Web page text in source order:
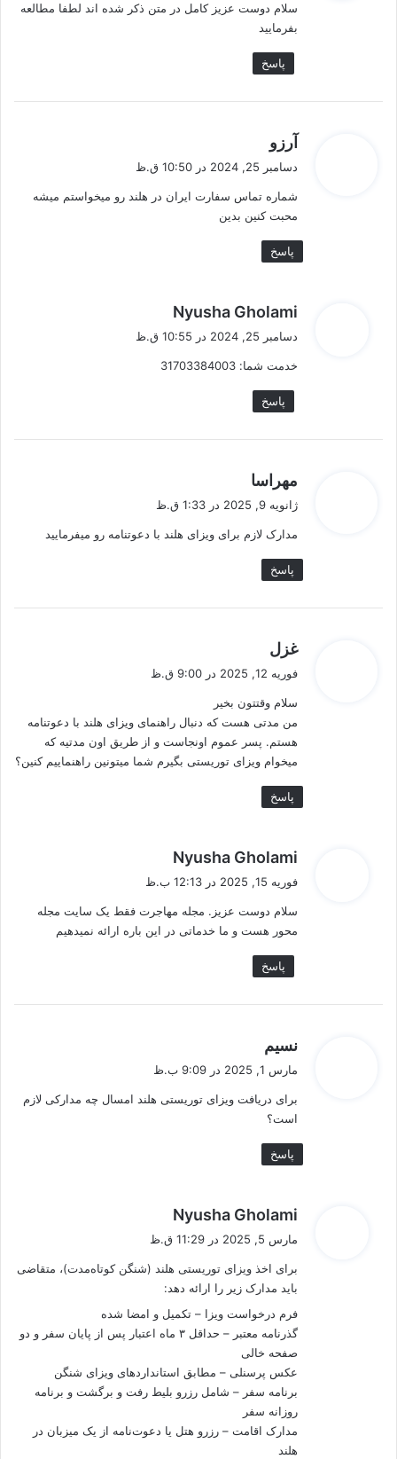
:
سلام دوست عزیز کامل در متن ذکر شده اند لطفا مطالعه
بفرمایید
پاسخ
آرزو
:
دسامبر 25, 2024 در 10:50 ق.ظ
شماره تماس سفارت ایران در هلند رو میخواستم میشه
محبت کنین بدین
پاسخ
Nyusha Gholami
:
دسامبر 25, 2024 در 10:55 ق.ظ
خدمت شما: 31703384003
پاسخ
مهراسا
:
ژانویه 9, 2025 در 1:33 ق.ظ
مدارک لازم برای ویزای هلند با دعوتنامه رو میفرمایید
پاسخ
غزل
:
فوریه 12, 2025 در 9:00 ق.ظ
سلام وقتتون بخیر
من مدتی هست که دنبال راهنمای ویزای هلند با دعوتنامه
هستم. پسر عموم اونجاست و از طریق اون مدتیه که
میخوام ویزای توریستی بگیرم شما میتونین راهنماییم کنین؟
پاسخ
Nyusha Gholami
:
فوریه 15, 2025 در 12:13 ب.ظ
سلام دوست عزیز. مجله مهاجرت فقط یک سایت مجله
محور هست و ما خدماتی در این باره ارائه نمیدهیم
پاسخ
نسیم
:
مارس 1, 2025 در 9:09 ب.ظ
برای دریافت ویزای توریستی هلند امسال چه مدارکی لازم
است؟
پاسخ
Nyusha Gholami
:
مارس 5, 2025 در 11:29 ق.ظ
برای اخذ ویزای توریستی هلند (شنگن کوتاه‌مدت)، متقاضی
باید مدارک زیر را ارائه دهد:
فرم درخواست ویزا – تکمیل و امضا شده
گذرنامه معتبر – حداقل ۳ ماه اعتبار پس از پایان سفر و دو
صفحه خالی
عکس پرسنلی – مطابق استانداردهای ویزای شنگن
برنامه سفر – شامل رزرو بلیط رفت و برگشت و برنامه
روزانه سفر
مدارک اقامت – رزرو هتل یا دعوت‌نامه از یک میزبان در
هلند